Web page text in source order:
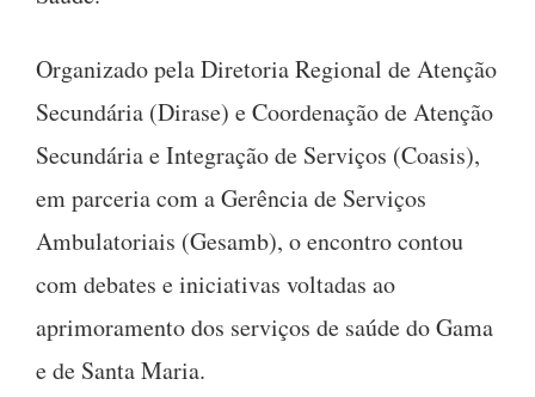
Organizado pela Diretoria Regional de Atenção
Secundária (Dirase) e Coordenação de Atenção
Secundária e Integração de Serviços (Coasis),
em parceria com a Gerência de Serviços
Ambulatoriais (Gesamb), o encontro contou
com debates e iniciativas voltadas ao
aprimoramento dos serviços de saúde do Gama
e de Santa Maria.